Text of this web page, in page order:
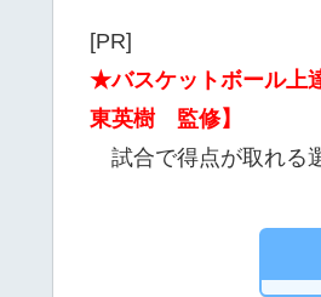
[PR]
★バスケットボール上
東英樹 監修】
試合で得点が取れる